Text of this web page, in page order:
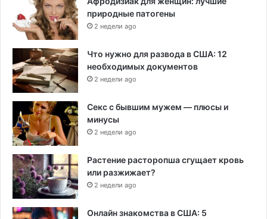
природные патогены
2 недели ago
Что нужно для развода в США: 12
необходимых документов
2 недели ago
Секс с бывшим мужем — плюсы и
минусы
2 недели ago
Растение расторопша сгущает кровь
или разжижает?
2 недели ago
Онлайн знакомства в США: 5